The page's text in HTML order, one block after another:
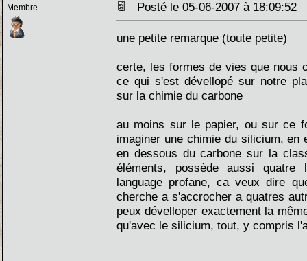
Membre Posté le 05-06-2007 à 18:09:52
une petite remarque (toute petite)
certe, les formes de vies que nous
ce qui s'est dévellopé sur notre
sur la chimie du carbone
au moins sur le papier, ou sur ce
imaginer une chimie du silicium,
en dessous du carbone sur la
éléments, possède aussi quatre
language profane, ca veux dire
cherche a s'accrocher a quatres
peux dévelloper exactement la
qu'avec le silicium, tout, y compris